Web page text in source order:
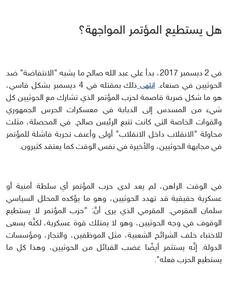
هل يستطيع المؤتمر المواجهة؟
في 2 ديسمبر 2017، بدأ علي عبد الله صالح ما يشبه "الانتفاضة" ضد
الحوثيين في صنعاء. انتهى
ذلك بمقتله في 4 ديسمبر بشكل قاسي،
هو ما شكل ضربة قاصمة لحزب المؤتمر الذي تشارك مع الحوثيين كل
شيء من المسدس إلى الدبابة في معسكرات الحرس الجمهوري
والقوات الخاصة التي كانت تتبع الرئيس صالح. في المحصلة، مثلت
محاولة "الانقلاب داخل الانقلاب" أولى وأعنف تجربة فاشلة للمؤتمر
في مجابهة الحوثيين، والأخيرة في نفس الوقت كما يعتقد كثيرون.
في الوقت الراهن، لم يعد لدى حزب المؤتمر أي سلطة أمنية أو
عسكرية حقيقية قد تهدد الحوثيين، وهو ما يؤكده المحلل السياسي
سلمان المقرمي. المقرمي الذي يرى أنَّ: "حزب المؤتمر لا يستطيع
الوقوف في وجه الحوثيين، وهو لا يمتلك قوة عسكرية، لكنَّه يسعى
للاختباء خلف الشرائح الشعبية، مثل الموظفين، والتجار، ومؤسسات
الدولة. إنَّه يستثمر أيضًا غضب القبائل من الحوثيين، وهذا كل ما
يستطيع الحزب فعله".